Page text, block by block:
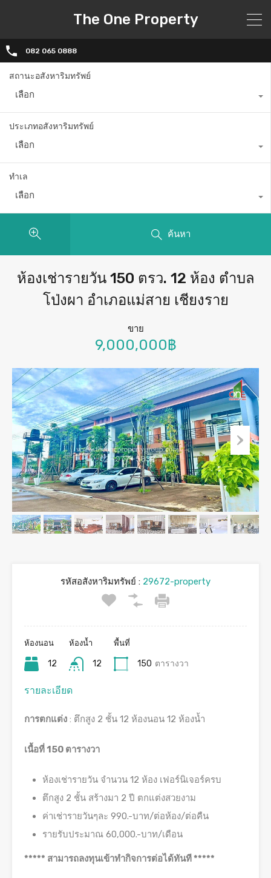
The One Property
082 065 0888
สถานะอสังหาริมทรัพย์
เลือก
ประเภทอสังหาริมทรัพย์
เลือก
ทำเล
เลือก
ค้นหา
ห้องเช่ารายวัน 150 ตรว. 12 ห้อง ตำบล
โป่งผา อำเภอแม่สาย เชียงราย
ขาย
9,000,000฿
รหัสอสังหาริมทรัพย์ : 29672-property
ห้องนอน
12
ห้องน้ำ
12
พื้นที่
150 ตารางวา
รายละเอียด
การตกแต่ง : ตึกสูง 2 ชั้น 12 ห้องนอน 12 ห้องน้ำ
เนื้อที่ 150 ตารางวา
ห้องเช่ารายวัน จำนวน 12 ห้อง เฟอร์นิเจอร์ครบ
ตึกสูง 2 ชั้น สร้างมา 2 ปี ตกแต่งสวยงาม
ค่าเช่ารายวันๆละ 990.-บาท/ต่อห้อง/ต่อคืน
รายรับประมาณ 60,000.-บาท/เดือน
***** สามารถลงทุนเข้าทำกิจการต่อได้ทันที *****